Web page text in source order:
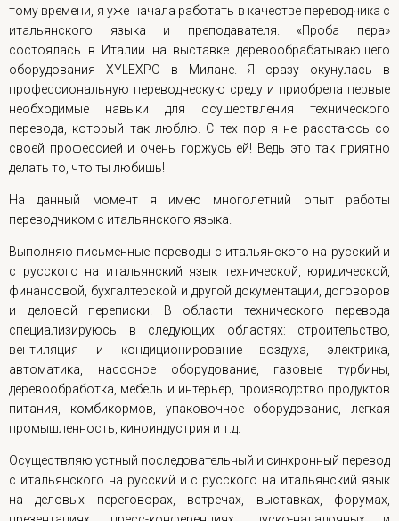
тому времени, я уже начала работать в качестве переводчика с
итальянского языка и преподавателя. «Проба пера»
состоялась в Италии на выставке деревообрабатывающего
оборудования XYLEXPO в Милане. Я сразу окунулась в
профессиональную переводческую среду и приобрела первые
необходимые навыки для осуществления технического
перевода, который так люблю. С тех пор я не расстаюсь со
своей профессией и очень горжусь ей! Ведь это так приятно
делать то, что ты любишь!
На данный момент я имею многолетний опыт работы
переводчиком с итальянского языка.
Выполняю письменные переводы с итальянского на русский и
с русского на итальянский язык технической, юридической,
финансовой, бухгалтерской и другой документации, договоров
и деловой переписки. В области технического перевода
специализируюсь в следующих областях: строительство,
вентиляция и кондиционирование воздуха, электрика,
автоматика, насосное оборудование, газовые турбины,
деревообработка, мебель и интерьер, производство продуктов
питания, комбикормов, упаковочное оборудование, легкая
промышленность, киноиндустрия и т.д.
Осуществляю устный последовательный и синхронный перевод
с итальянского на русский и с русского на итальянский язык
на деловых переговорах, встречах, выставках, форумах,